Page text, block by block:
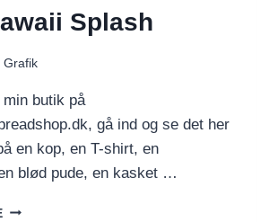
Splash
Grafik
butik på
gå ind og se det her
en kop, en T-shirt, en
blød pude, en kasket …
COLD